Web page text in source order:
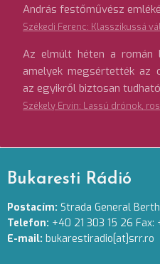
András festőművész
Székedi Ferenc: Klasszikussá
Az elmúlt héten a román
amelyek megsértették az
az egyikről biztosan
Székely Ervin: Lassú drónok,
Bukaresti Rádió
Postacím: Strada General
Telefon: +40 21 303 15 26 Fax:
E-mail: bukarestiradio[at]srr.ro